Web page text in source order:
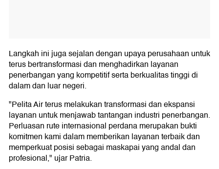
Langkah ini juga sejalan dengan upaya perusahaan untuk
terus bertransformasi dan menghadirkan layanan
penerbangan yang kompetitif serta berkualitas tinggi di
dalam dan luar negeri.
"Pelita Air terus melakukan transformasi dan ekspansi
layanan untuk menjawab tantangan industri penerbangan.
Perluasan rute internasional perdana merupakan bukti
komitmen kami dalam memberikan layanan terbaik dan
memperkuat posisi sebagai maskapai yang andal dan
profesional," ujar Patria.